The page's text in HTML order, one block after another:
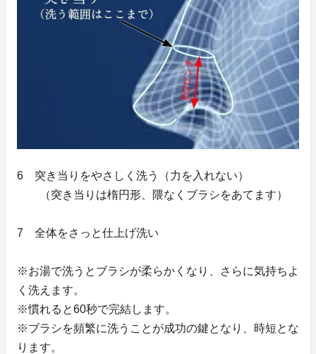
6 突き当りをやさしく洗う（力を入れない）
（突き当りは楕円形、隈なくブラシをあてます）
7 全体をさっと仕上げ洗い
※お湯で洗うとブラシが柔らかくなり、さらに気持ちよ
く洗えます。
※慣れると60秒で完結します。
※ブラシを頻繁に洗うことが成功の鍵となり、時短とな
ります。